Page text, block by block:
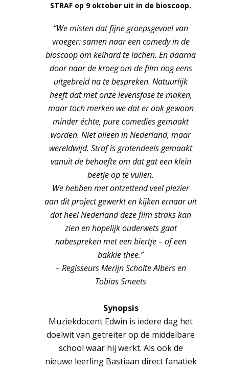
STRAF op 9 oktober uit in de bioscoop.
“We misten dat fijne groepsgevoel van
vroeger: samen naar een comedy in de
bioscoop om keihard te lachen. En daarna
door naar de kroeg om de film nog eens
uitgebreid na te bespreken. Natuurlijk
heeft dat met onze levensfase te maken,
maar toch merken we dat er ook gewoon
minder échte, pure comedies gemaakt
worden. Niet alleen in Nederland, maar
wereldwijd. Straf is grotendeels gemaakt
vanuit de behoefte om dat gat een klein
beetje op te vullen.
We hebben met ontzettend veel plezier
aan dit project gewerkt en kijken ernaar uit
dat heel Nederland deze film straks kan
zien en hopelijk ouderwets gaat
nabespreken met een biertje – of een
bakkie thee.”
– Regisseurs Merijn Scholte Albers en
Tobias Smeets
Synopsis
Muziekdocent Edwin is iedere dag het
doelwit van getreiter op de middelbare
school waar hij werkt. Als ook de
nieuwe leerling Bastiaan direct fanatiek